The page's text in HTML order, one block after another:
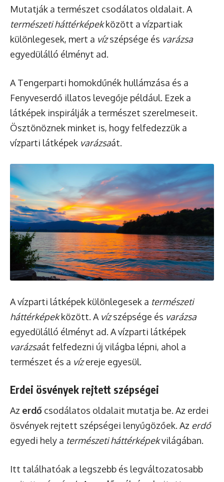
Mutatják a természet csodálatos oldalait. A
természeti háttérképekközött a vízpartiak
különlegesek, mert a vízszépsége és varázsa
egyedülálló élményt ad.
A Tengerparti homokdűnék hullámzása és a
Fenyveserdő illatos levegője például. Ezek a
látképek inspirálják a természet szerelmeseit.
Ösztönöznek minket is, hogy felfedezzük a
vízparti látképek varázsaát.
A vízparti látképek különlegesek a természeti
háttérképekközött. A vízszépsége és varázsa
egyedülálló élményt ad. A vízparti látképek
varázsaát felfedezni új világba lépni, ahol a
természet és a vízereje egyesül.
Erdei ösvények rejtett szépségei
Az erdő csodálatos oldalait mutatja be. Az erdei
ösvények rejtett szépségei lenyűgözőek. Az erdő
egyedi hely a természeti háttérképekvilágában.
Itt találhatóak a legszebb és legváltozatosabb